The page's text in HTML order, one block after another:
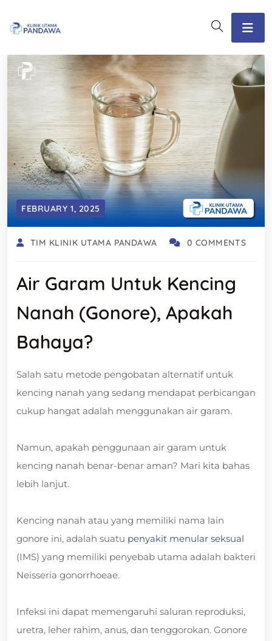
FEBRUARY 1, 2025
TIM KLINIK UTAMA PANDAWA 0 COMMENTS
Air Garam Untuk Kencing
Nanah (Gonore), Apakah
Bahaya?
Salah satu metode pengobatan alternatif untuk
kencing nanah yang sedang mendapat perbicangan
cukup hangat adalah menggunakan air garam.
Namun, apakah penggunaan air garam untuk
kencing nanah benar-benar aman? Mari kita bahas
lebih lanjut.
Kencing nanah atau yang memiliki nama lain
gonore ini, adalah suatu penyakit menular seksual
(IMS) yang memiliki penyebab utama adalah bakteri
Neisseria gonorrhoeae.
Infeksi ini dapat memengaruhi saluran reproduksi,
uretra, leher rahim, anus, dan tenggorokan. Gonore